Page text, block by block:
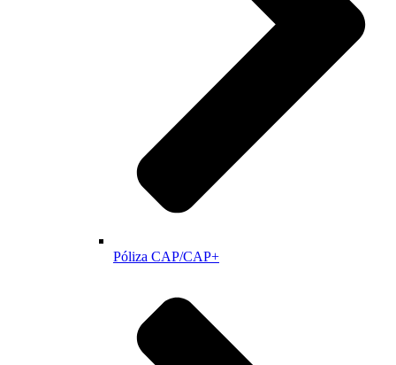
Póliza CAP/CAP+